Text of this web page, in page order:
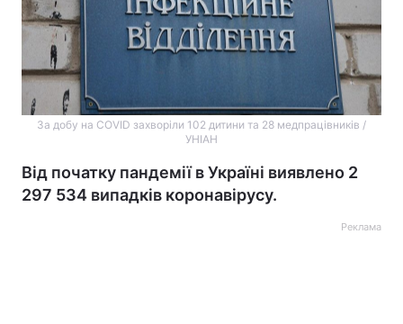
За добу на COVID захворіли 102 дитини та 28 медпрацівників /
УНІАН
Від початку пандемії в Україні виявлено 2
297 534 випадків коронавірусу.
Реклама